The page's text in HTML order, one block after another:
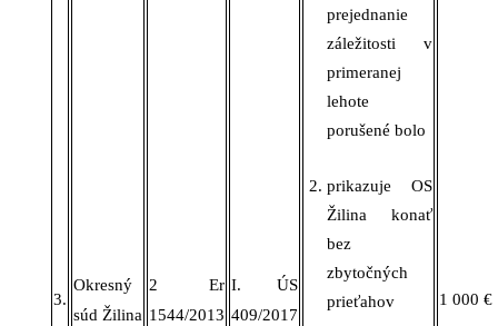
3.
Okresný
súd Žilina
2 Er
1544/2013
I. ÚS
409/2017
prejednanie
záležitosti v
primeranej
lehote
porušené bolo
prikazuje OS
Žilina konať
bez
zbytočných
prieťahov
1 000 €